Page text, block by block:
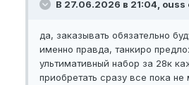
В 27.06.2026 в 21:04, ouss
да, заказывать обязательно
именно правда, танкиро
ультимативный набор за 28к
приобретать сразу все пока не